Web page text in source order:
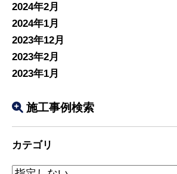
2024年2月
2024年1月
2023年12月
2023年2月
2023年1月
施工事例検索
カテゴリ